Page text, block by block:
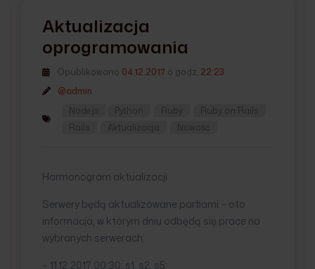
Aktualizacja
oprogramowania
Opublikowano 04.12.2017 o godz. 22:23
@admin
Node.js
Python Ruby
Ruby on Rails
Rails
Aktualizacja Nowość
Harmonogram aktualizacji
Serwery będą aktualizowane partiami – oto
informacja, w którym dniu odbędą się prace na
wybranych serwerach:
– 11.12.2017 00:30: s1, s2, s5;